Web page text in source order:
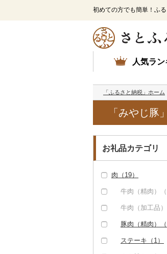
初めての方でも簡単！ふ
人気ラ
「ふるさと納税」ホーム
「みやじ豚
お礼品カテゴリ
肉（19）
牛肉（精肉）（
牛肉（加工品）
豚肉（精肉）（
ステーキ（1）